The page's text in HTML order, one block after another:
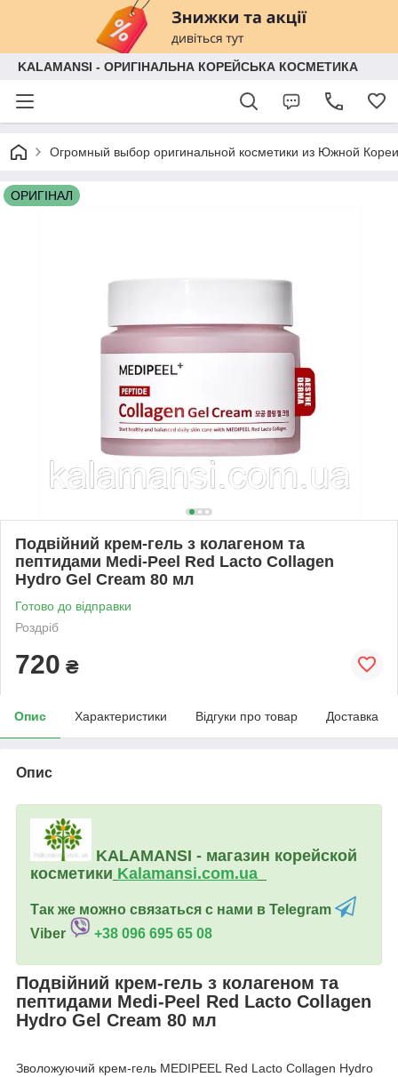
KALAMANSI - ОРИГІНАЛЬНА КОРЕЙСЬКА КОСМЕТИКА
Огромный выбор оригинальной косметики из Южной
ОРИГІНАЛ
Подвійний крем-гель з колагеном та
пептидами Medi-Peel Red Lacto Collagen
Hydro Gel Cream 80 мл
Готово до відправки
Роздріб
720 ₴
Опис Характеристики Відгуки про товар Доставка
Опис
KALAMANSI - магазин корейской
косметики Kalamansi.com.ua
Так же можно связаться с нами в Telegram
Viber
+38 096 695 65 08
Подвійний крем-гель з колагеном та
пептидами Medi-Peel Red Lacto Collagen
Hydro Gel Cream 80 мл
Зволожуючий крем-гель MEDIPEEL Red Lacto Collagen Hydro